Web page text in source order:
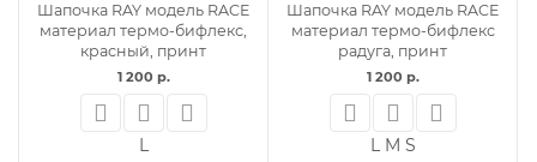
Шапочка RAY модель RACE
материал термо-бифлекс,
красный, принт
1 200 р.
L
Шапочка RAY модель RACE
материал термо-бифлекс
радуга, принт
1 200 р.
L M S